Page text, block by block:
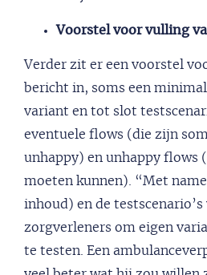
Voorstel voor vulling
Verder zit er een voorstel
bericht in, soms een
variant en tot slot
eventuele flows (die zijn
unhappy) en unhappy flows
moeten kunnen). “Met
inhoud) en de testscenario’s
zorgverleners om eigen
te testen. Een